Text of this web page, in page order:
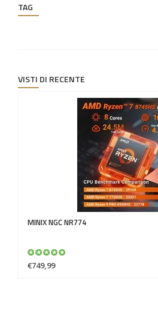
TAG
VISTI DI RECENTE
MINIXNGC NR774
€749,99